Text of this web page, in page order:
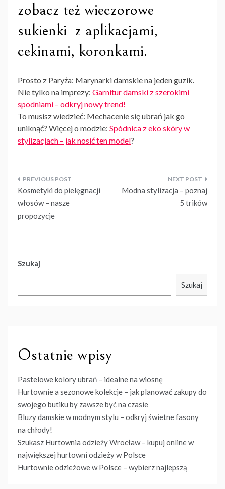
zobacz też wieczorowe
sukienki z aplikacjami,
cekinami, koronkami.
Prosto z Paryża: Marynarki damskie na jeden guzik.
Nie tylko na imprezy: Garnitur damski z szerokimi
spodniami – odkryj nowy trend!
To musisz wiedzieć: Mechacenie się ubrań jak go
uniknąć? Więcej o modzie: Spódnica z eko skóry w
stylizacjach – jak nosić ten model?
Nawigacja
wpisu
Kosmetyki do pielęgnacji
włosów – nasze
propozycje
Modna stylizacja – poznaj
5 trików
Szukaj
Szukaj
Ostatnie wpisy
Pastelowe kolory ubrań – idealne na wiosnę
Hurtownie a sezonowe kolekcje – jak planować zakupy do
swojego butiku by zawsze być na czasie
Bluzy damskie w modnym stylu – odkryj świetne fasony
na chłody!
Szukasz Hurtownia odzieży Wrocław – kupuj online w
największej hurtowni odzieży w Polsce
Hurtownie odzieżowe w Polsce – wybierz najlepszą